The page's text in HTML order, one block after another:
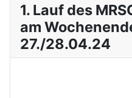
1. Lauf des
am
27./28.04.24